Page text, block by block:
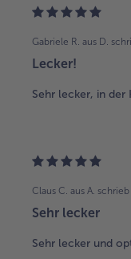
Gabriele R. aus D.
Lecker!
Sehr lecker, in der
Claus C. aus A. schrieb
Sehr lecker
Sehr lecker und